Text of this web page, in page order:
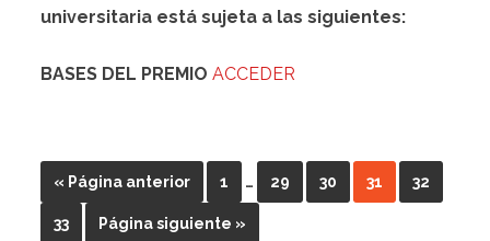
universitaria está sujeta a las siguientes:
BASES DEL PREMIOACCEDER
« Página anterior 1 … 29 30 31 32
33 Página siguiente »